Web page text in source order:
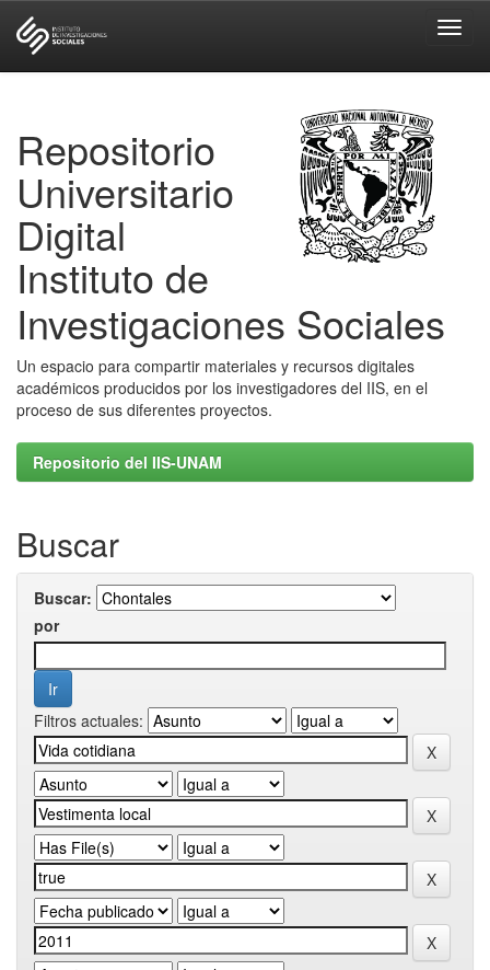
Repositorio
Universitario
Digital
Instituto de
Investigaciones Sociales
Un espacio para compartir materiales y recursos digitales
académicos producidos por los investigadores del IIS, en el
proceso de sus diferentes proyectos.
Repositorio del IIS-UNAM
Buscar
Buscar:
por
Filtros actuales: